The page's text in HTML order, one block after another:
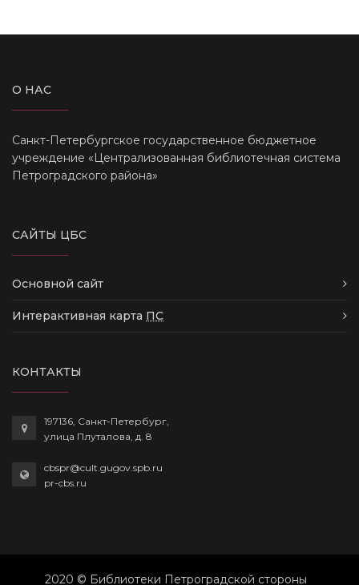
О НАС
Санкт-Петербургское государственное бюджетное
учреждение «Централизованная библиотечная система
Петроградского района»
САЙТЫ ЦБС
Основной сайт
Интерактивная карта ПС
КОНТАКТЫ
197136, Санкт-Петербург,
улица Плуталова, д. 8
cbspr@cult.gugov.spb.ru
pr-cbs.ru
2020 © Библиотеки Петроградской стороны